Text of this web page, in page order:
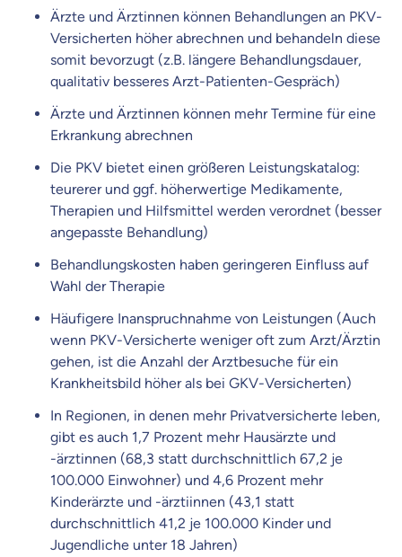
Ärzte und Ärztinnen können Behandlungen an PKV-
Versicherten höher abrechnen und behandeln diese
somit bevorzugt (z.B. längere Behandlungsdauer,
qualitativ besseres Arzt-Patienten-Gespräch)
Ärzte und Ärztinnen können mehr Termine für eine
Erkrankung abrechnen
Die PKV bietet einen größeren Leistungskatalog:
teurerer und ggf. höherwertige Medikamente,
Therapien und Hilfsmittel werden verordnet (besser
angepasste Behandlung)
Behandlungskosten haben geringeren Einfluss auf
Wahl der Therapie
Häufigere Inanspruchnahme von Leistungen (Auch
wenn PKV-Versicherte weniger oft zum Arzt/Ärztin
gehen, ist die Anzahl der Arztbesuche für ein
Krankheitsbild höher als bei GKV-Versicherten)
In Regionen, in denen mehr Privatversicherte leben,
gibt es auch 1,7 Prozent mehr Hausärzte und
-ärztinnen (68,3 statt durchschnittlich 67,2 je
100.000 Einwohner) und 4,6 Prozent mehr
Kinderärzte und -ärztiinnen (43,1 statt
durchschnittlich 41,2 je 100.000 Kinder und
Jugendliche unter 18 Jahren)